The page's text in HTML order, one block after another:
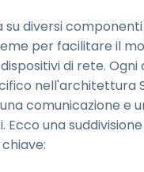
su diversi
per facilitare il
di rete.
nell'architettura
comunicazione e
Ecco una